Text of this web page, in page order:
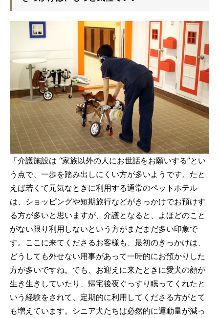
「介護施設は “家族以外の人にお世話をお願いする”とい
う点で、一歩を踏み出しにくい方が多いようです。たと
えば若くて元気なときに利用する通常のペットホテル
は、ショッピングや短期旅行などがきっかけでお預けす
る方が多いと思いますが、介護となると、よほどのこと
がない限り利用しないという方がまだまだ多い印象で
す。ここに来てくださるお客様も、最初のきっかけは、
どうしても外せない用事があって一時的にお預かりした
方が多いですね。でも、お迎えに来たときに愛犬の顔が
生き生きしていたり、帰宅後夜ぐっすり眠ってくれたと
いう経験をされて、定期的に利用してくださる方がとて
も増えています。シニア犬たちは必然的に運動量が減っ